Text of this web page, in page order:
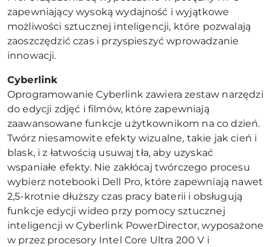
zapewniający wysoką wydajność i wyjątkowe
możliwości sztucznej inteligencji, które pozwalają
zaoszczędzić czas i przyspieszyć wprowadzanie
innowacji.
Cyberlink
Oprogramowanie Cyberlink zawiera zestaw narzędzi
do edycji zdjęć i filmów, które zapewniają
zaawansowane funkcje użytkownikom na co dzień.
Twórz niesamowite efekty wizualne, takie jak cień i
blask, i z łatwością usuwaj tła, aby uzyskać
wspaniałe efekty. Nie zakłócaj twórczego procesu
wybierz notebooki Dell Pro, które zapewniają nawet
2,5-krotnie dłuższy czas pracy baterii i obsługują
funkcje edycji wideo przy pomocy sztucznej
inteligencji w Cyberlink PowerDirector, wyposażone
w przez procesory Intel Core Ultra 200 V i